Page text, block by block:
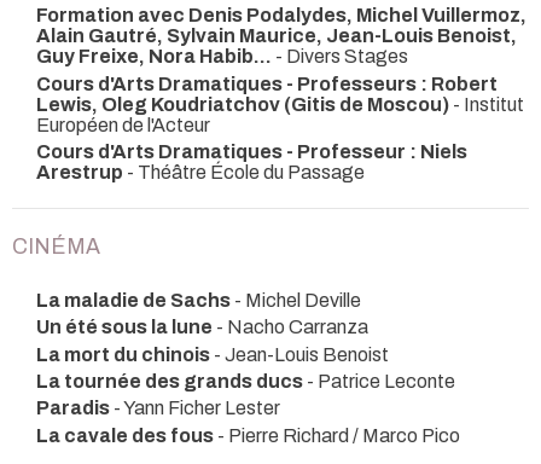
Formation avec Denis Podalydes, Michel Vuillermoz,
Alain Gautré, Sylvain Maurice, Jean-Louis Benoist,
Guy Freixe, Nora Habib... - Divers Stages
Cours d'Arts Dramatiques - Professeurs : Robert
Lewis, Oleg Koudriatchov (Gitis de Moscou) - Institut
Européen de l'Acteur
Cours d'Arts Dramatiques - Professeur : Niels
Arestrup - Théâtre École du Passage
CINÉMA
La maladie de Sachs - Michel Deville
Un été sous la lune - Nacho Carranza
La mort du chinois - Jean-Louis Benoist
La tournée des grands ducs - Patrice Leconte
Paradis - Yann Ficher Lester
La cavale des fous - Pierre Richard / Marco Pico